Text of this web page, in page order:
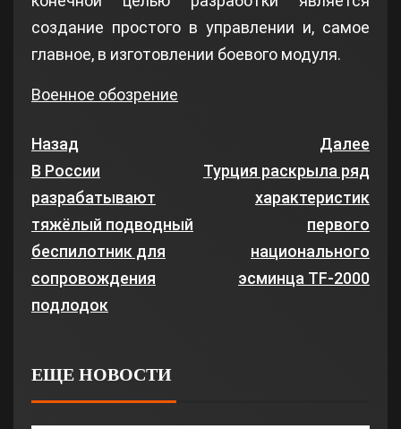
создание простого в управлении и, самое
главное, в изготовлении боевого модуля.
Военное обозрение
Назад
В России
разрабатывают
тяжёлый подводный
беспилотник для
сопровождения
подлодок
Далее
Турция раскрыла ряд
характеристик
первого
национального
эсминца TF-2000
ЕЩЕ НОВОСТИ